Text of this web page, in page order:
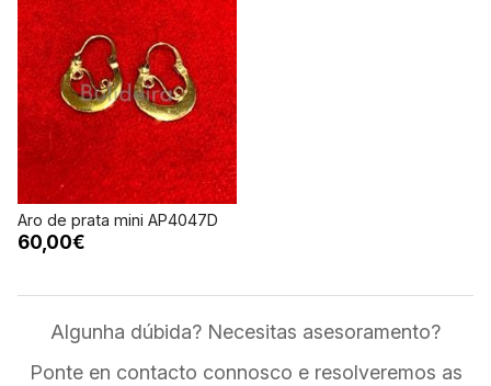
Aro de prata mini AP4047D
60,00€
Algunha dúbida? Necesitas asesoramento?
Ponte en contacto connosco e resolveremos as